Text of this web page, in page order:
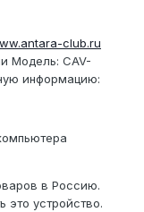
club.ru
Модель: CAV-
информацию:
в Россию.
устройство.